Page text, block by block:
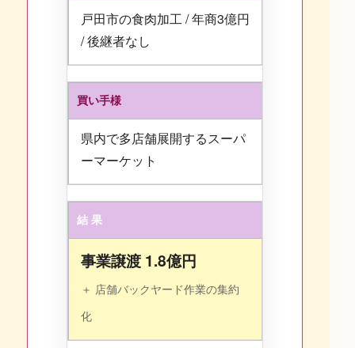
戸田市の食肉加工 / 年商3億円
/ 後継者なし
買い手様
県内で多店舗展開するスーパ
ーマーケット
結 果
事業譲渡 1.8億円
＋ 店舗バックヤード作業の集約
化